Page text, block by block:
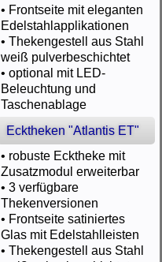
• Frontseite mit eleganten
Edelstahlapplikationen
• Thekengestell aus Stahl
weiß pulverbeschichtet
• optional mit LED-
Beleuchtung und
Taschenablage
Ecktheken "Atlantis ET"
• robuste Ecktheke mit
Zusatzmodul erweiterbar
• 3 verfügbare
Thekenversionen
• Frontseite satiniertes
Glas mit Edelstahlleisten
• Thekengestell aus Stahl